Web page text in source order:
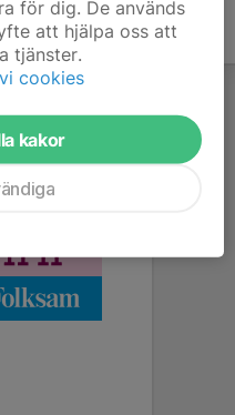
för dig. De används
att hjälpa oss att
tjänster.
cookies
kakor